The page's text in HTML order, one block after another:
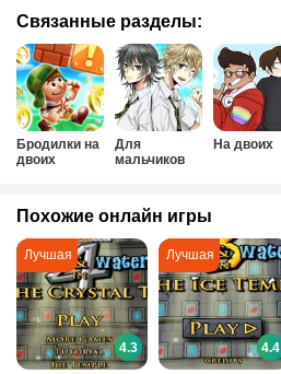
Связанные разделы:
Бродилки на
двоих
Для
мальчиков
На двоих
Похожие онлайн игры
4.3 4.4